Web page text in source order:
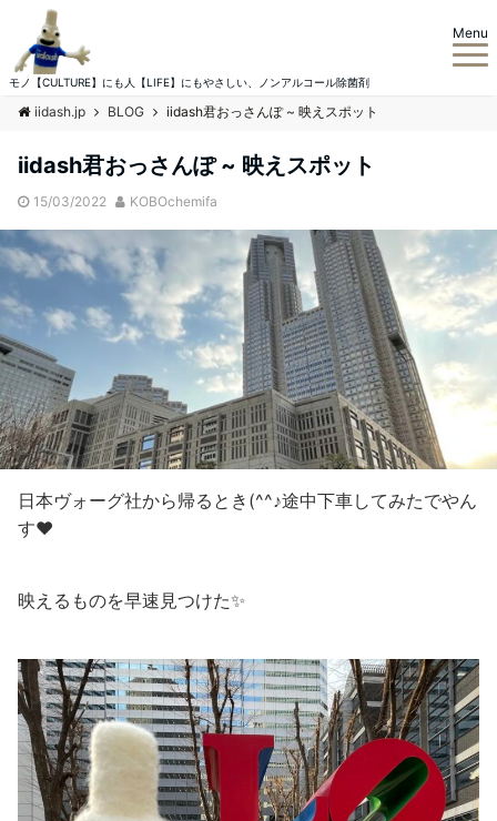
モノ【CULTURE】にも人【LIFE】にもやさしい、ノンアルコール除菌剤
Menu
iidash.jp BLOG iidash君おっさんぽ ~ 映えスポット
iidash君おっさんぽ ~ 映えスポット
15/03/2022 KOBOchemifa
日本ヴォーグ社から帰るとき(^^♪途中下車してみたでやん
す❤️
映えるものを早速見つけた✨